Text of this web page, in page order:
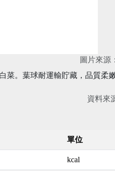
圖片來源：
菜。葉球耐運輸貯藏，品質柔
資料來
單位
kcal